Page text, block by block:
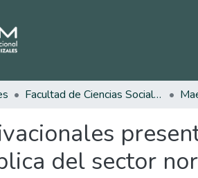
Facultad de Ciencias Sociales y Humanas
del sector